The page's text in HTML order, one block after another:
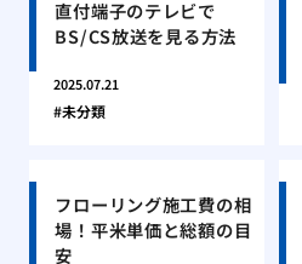
直付端子のテレビで
BS/CS放送を見る方法
2025.07.21
未分類
フローリング施工費の相
場！平米単価と総額の目
安